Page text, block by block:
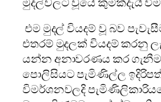
එම මුදල් වියදම් වූ බව
එතරම් මුදලක් වියදම් කරනු
යන්න අනාවරණය කර
පොලිසියට පැමිණිල්ල
විමර්ශනවලදි